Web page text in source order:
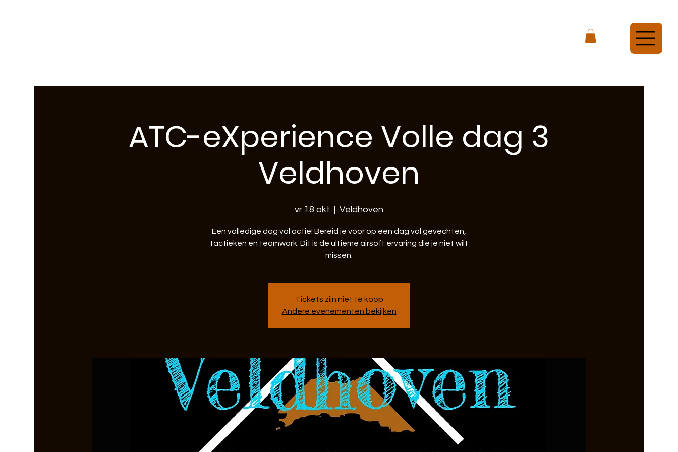
ATC-eXperience Volle dag 3
Veldhoven
vr 18 okt
  |
Veldhoven
Een volledige dag vol actie! Bereid je voor op een dag vol gevechten,
tactieken en teamwork. Dit is de ultieme airsoft ervaring die je niet wilt
missen.
Tickets zijn niet te koop
Andere evenementen bekijken